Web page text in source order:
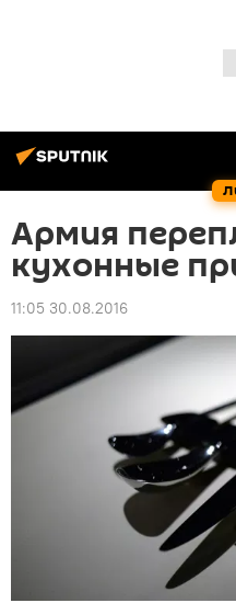
Армия
кухонные
11:05 30.08.2016